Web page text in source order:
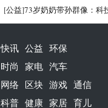
[公益]73岁奶奶带孙群像：科
快讯 公益 环保
时尚 家电 汽车
网络 区块 游戏 通信
科普 健康 家居 育儿